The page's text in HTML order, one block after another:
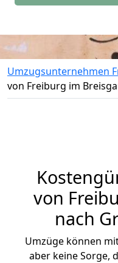
Umzugsunternehmen
von Freiburg im
von
nach
Umzüge können
aber keine Sorge,